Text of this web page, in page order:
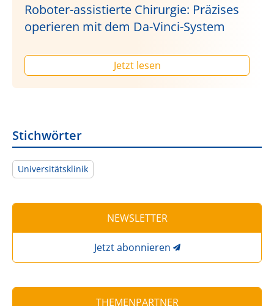
Roboter-assistierte Chirurgie: Präzises
operieren mit dem Da-Vinci-System
Jetzt lesen
Stichwörter
Universitätsklinik
NEWSLETTER
Jetzt abonnieren
THEMENPARTNER